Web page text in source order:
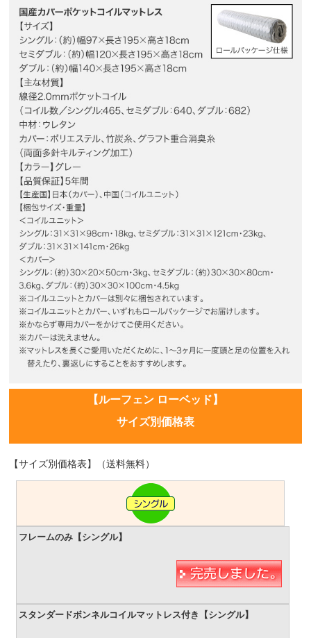
【ルーフェン ローベッド】
サイズ別価格表
【サイズ別価格表】（送料無料）